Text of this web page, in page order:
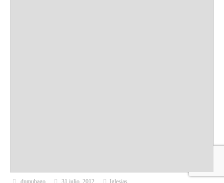
dpmubago 31 julio, 2012 Iglesias